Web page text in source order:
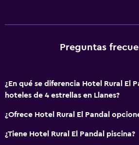
Preguntas
¿En qué se diferencia Hotel Rural El
hoteles de 4 estrellas en Llanes?
¿Ofrece Hotel Rural El Pandal
¿Tiene Hotel Rural El Pandal piscina?